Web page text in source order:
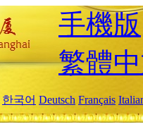
手機版
繁體
한국어 Deutsch Français